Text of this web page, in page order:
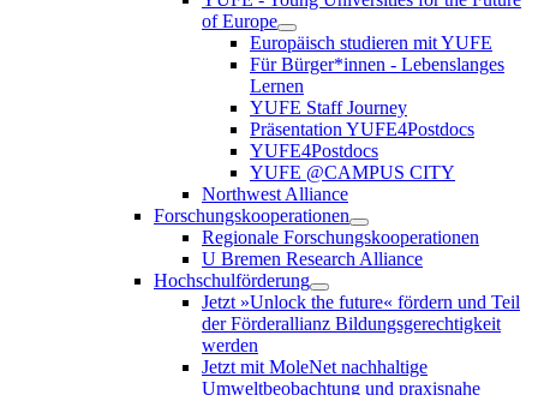
of Europe
Europäisch studieren mit YUFE
Für Bürger*innen - Lebenslanges
Lernen
YUFE Staff Journey
Präsentation YUFE4Postdocs
YUFE4Postdocs
YUFE @CAMPUS CITY
Northwest Alliance
Forschungskooperationen
Regionale Forschungskooperationen
U Bremen Research Alliance
Hochschulförderung
Jetzt »Unlock the future« fördern und Teil
der Förderallianz Bildungsgerechtigkeit
werden
Jetzt mit MoleNet nachhaltige
Umweltbeobachtung und praxisnahe